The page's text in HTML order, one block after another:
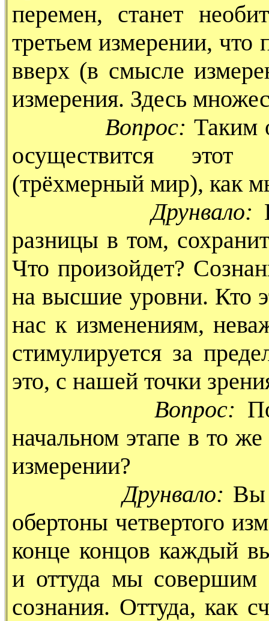
перемен, станет
третьем измерении, что
вверх (в смысле
измерения. Здесь
Вопрос: Таким
осуществится этот
(трёхмерный мир), как
Друнвало:
разницы в том,
Что произойдет?
на высшие уровни. Кто
нас к изменениям,
стимулируется за
это, с нашей точки
Вопрос:
начальном этапе в то
измерении?
Друнвало: Вы
обертоны четвертого
конце концов каждый
и оттуда мы совершим
сознания. Оттуда, как